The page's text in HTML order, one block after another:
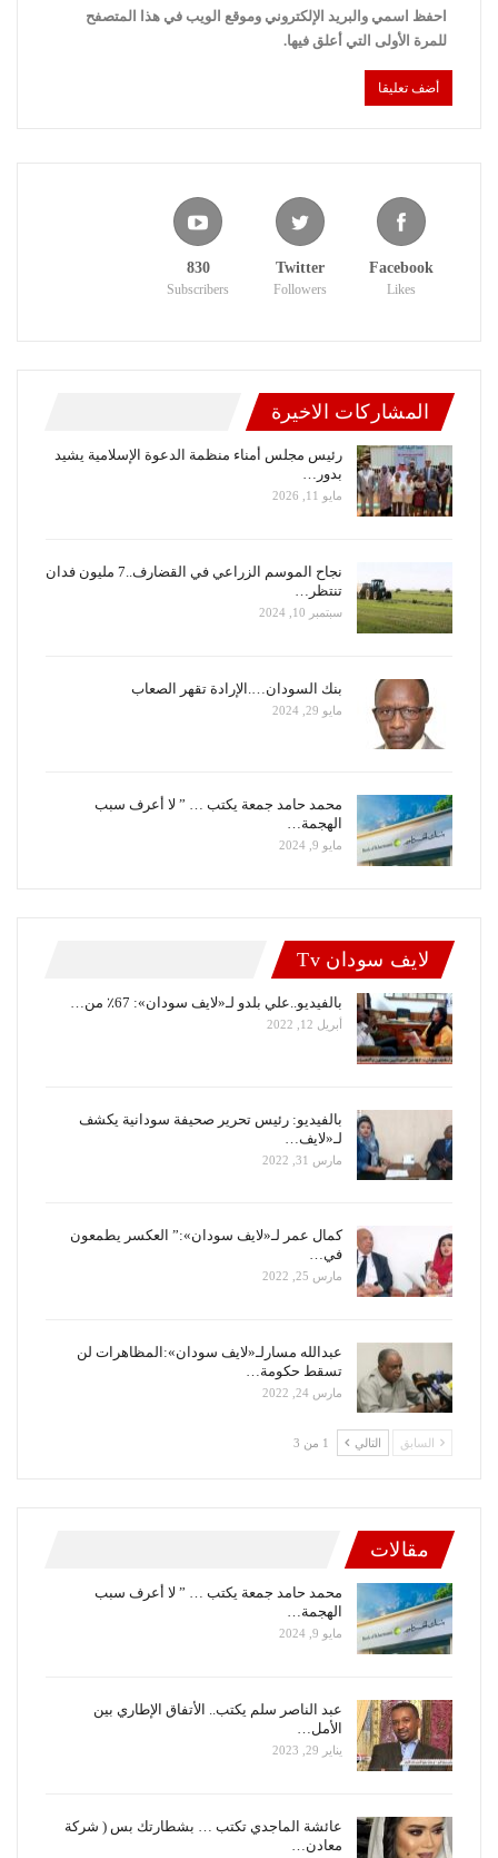
احفظ اسمي والبريد الإلكتروني وموقع الويب في هذا المتصفح
للمرة الأولى التي أعلق فيها.
Facebook
Likes
Twitter
Followers
830
Subscribers
المشاركات الاخيرة
رئيس مجلس أمناء منظمة الدعوة الإسلامية يشيد
بدور…
مايو 11, 2026
نجاح الموسم الزراعي في القضارف..7 مليون فدان
تنتظر…
سبتمبر 10, 2024
بنك السودان….الإرادة تقهر الصعاب
مايو 29, 2024
محمد حامد جمعة يكتب … ” لا أعرف سبب
الهجمة…
مايو 9, 2024
لايف سودان Tv
بالفيديو..علي بلدو لـ«لايف سودان»: 67٪ من…
أبريل 12, 2022
بالفيديو: رئيس تحرير صحيفة سودانية يكشف
لـ«لايف…
مارس 31, 2022
كمال عمر لـ«لايف سودان»:” العكسر يطمعون
في…
مارس 25, 2022
عبدالله مسارلـ«لايف سودان»:المظاهرات لن
تسقط حكومة…
مارس 24, 2022
السابق التالي 1 من 3
مقالات
محمد حامد جمعة يكتب … ” لا أعرف سبب
الهجمة…
مايو 9, 2024
عبد الناصر سلم يكتب.. الأتفاق الإطاري بين
الأمل…
يناير 29, 2023
عائشة الماجدي تكتب … بشطارتك بس ( شركة
معادن…